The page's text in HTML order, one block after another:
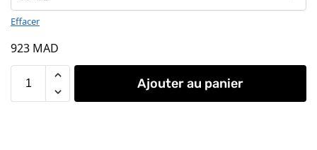
Effacer
923 MAD
Ajouter au panier